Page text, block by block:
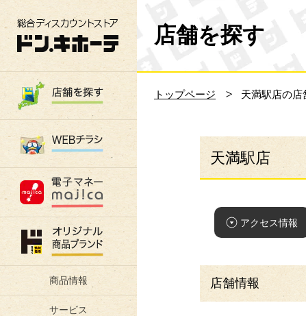
総合ディスカウントストア 驚安の殿堂 ド
商品情報
サービス
店舗を探す
トップページ 天満駅店の店
天満駅店
アクセス情報
店舗情報